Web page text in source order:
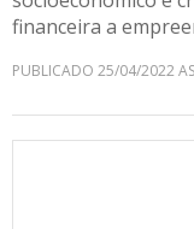
financeira a
PUBLICADO 25/04/2022